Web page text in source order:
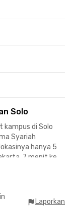
Solo
kampus di Solo
Syariah
hanya 5
7 menit ke
4, dan 10 menit
seperti Bursa
8 menit dan
Laporkan